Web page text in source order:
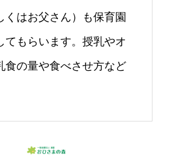
くはお父さん）も保育園
てもらいます。授乳やオ
食の量や食べさせ方など